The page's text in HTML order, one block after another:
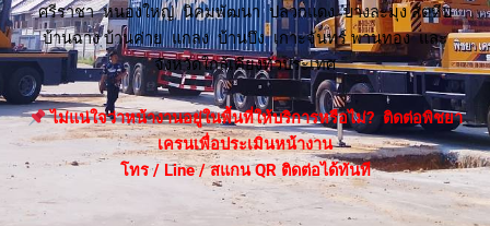
ศรีราชา หนองใหญ่ นิคมพัฒนา ปลวกแดง บางละมุง สัตหีบ
บ้านฉาง บ้านค่าย แกลง บ้านบึง เกาะจันทร์ พานทอง และ
จังหวัดใกล้เคียงทั่วประเทศ
ไม่แน่ใจว่าหน้างานอยู่ในพื้นที่ให้บริการหรือไม่? ติดต่อพิชยา
เครนเพื่อประเมินหน้างาน
โทร / Line / สแกน QR ติดต่อได้ทันที